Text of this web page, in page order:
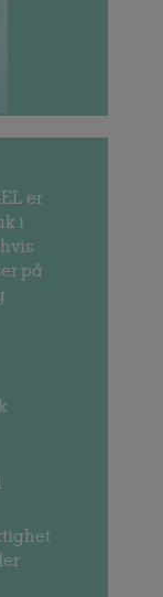
er
i
på